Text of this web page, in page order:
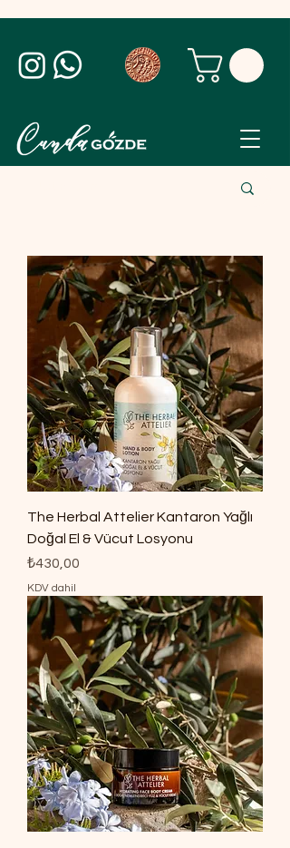
The Herbal Attelier Kantaron Yağlı
Doğal El & Vücut Losyonu
Fiyat
₺430,00
KDV dahil